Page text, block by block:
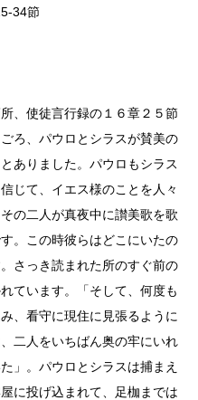
34節
、使徒言行録の１６章２５節
ろ、パウロとシラスが賛美の
ありました。パウロもシラス
じて、イエス様のことを人々
の二人が真夜中に讃美歌を歌
。この時彼らはどこにいたの
さっき読まれた所のすぐ前の
ています。「そして、何度も
、看守に現住に見張るように
二人をいちばん奥の牢にいれ
」。パウロとシラスは捕まえ
に投げ込まれて、足枷までは